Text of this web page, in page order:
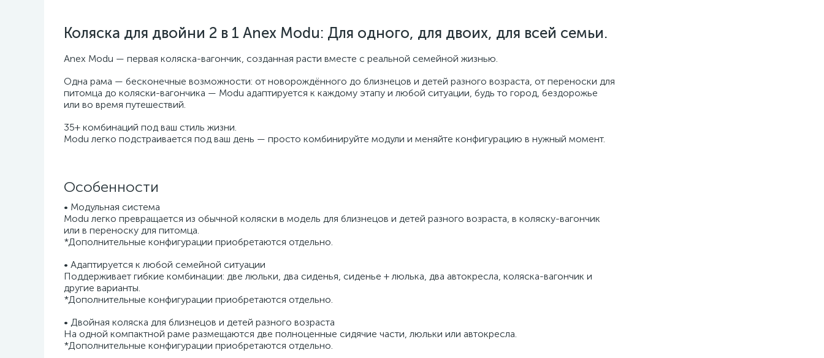
Коляска для двойни 2 в 1 Anex Modu: Для одного, для двоих, для всей семьи.
Anex Modu — первая коляска-вагончик, созданная расти вместе с реальной семейной жизнью.
Одна рама — бесконечные возможности: от новорождённого до близнецов и детей разного возраста, от переноски для
питомца до коляски-вагончика — Modu адаптируется к каждому этапу и любой ситуации, будь то город, бездорожье
или во время путешествий.
35+ комбинаций под ваш стиль жизни.
Modu легко подстраивается под ваш день — просто комбинируйте модули и меняйте конфигурацию в нужный момент.
Особенности
• Модульная система
Modu легко превращается из обычной коляски в модель для близнецов и детей разного возраста, в коляску-вагончик
или в переноску для питомца.
*Дополнительные конфигурации приобретаются отдельно.
• Адаптируется к любой семейной ситуации
Поддерживает гибкие комбинации: две люльки, два сиденья, сиденье + люлька, два автокресла, коляска-вагончик и
другие варианты.
*Дополнительные конфигурации приобретаются отдельно.
• Двойная коляска для близнецов и детей разного возраста
На одной компактной раме размещаются две полноценные сидячие части, люльки или автокресла.
*Дополнительные конфигурации приобретаются отдельно.